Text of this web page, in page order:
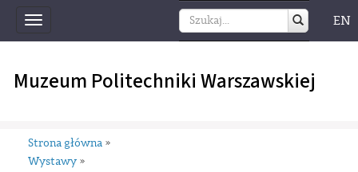
Toggle
navigation
EN
Muzeum Politechniki Warszawskiej
Strona główna »
Wystawy »